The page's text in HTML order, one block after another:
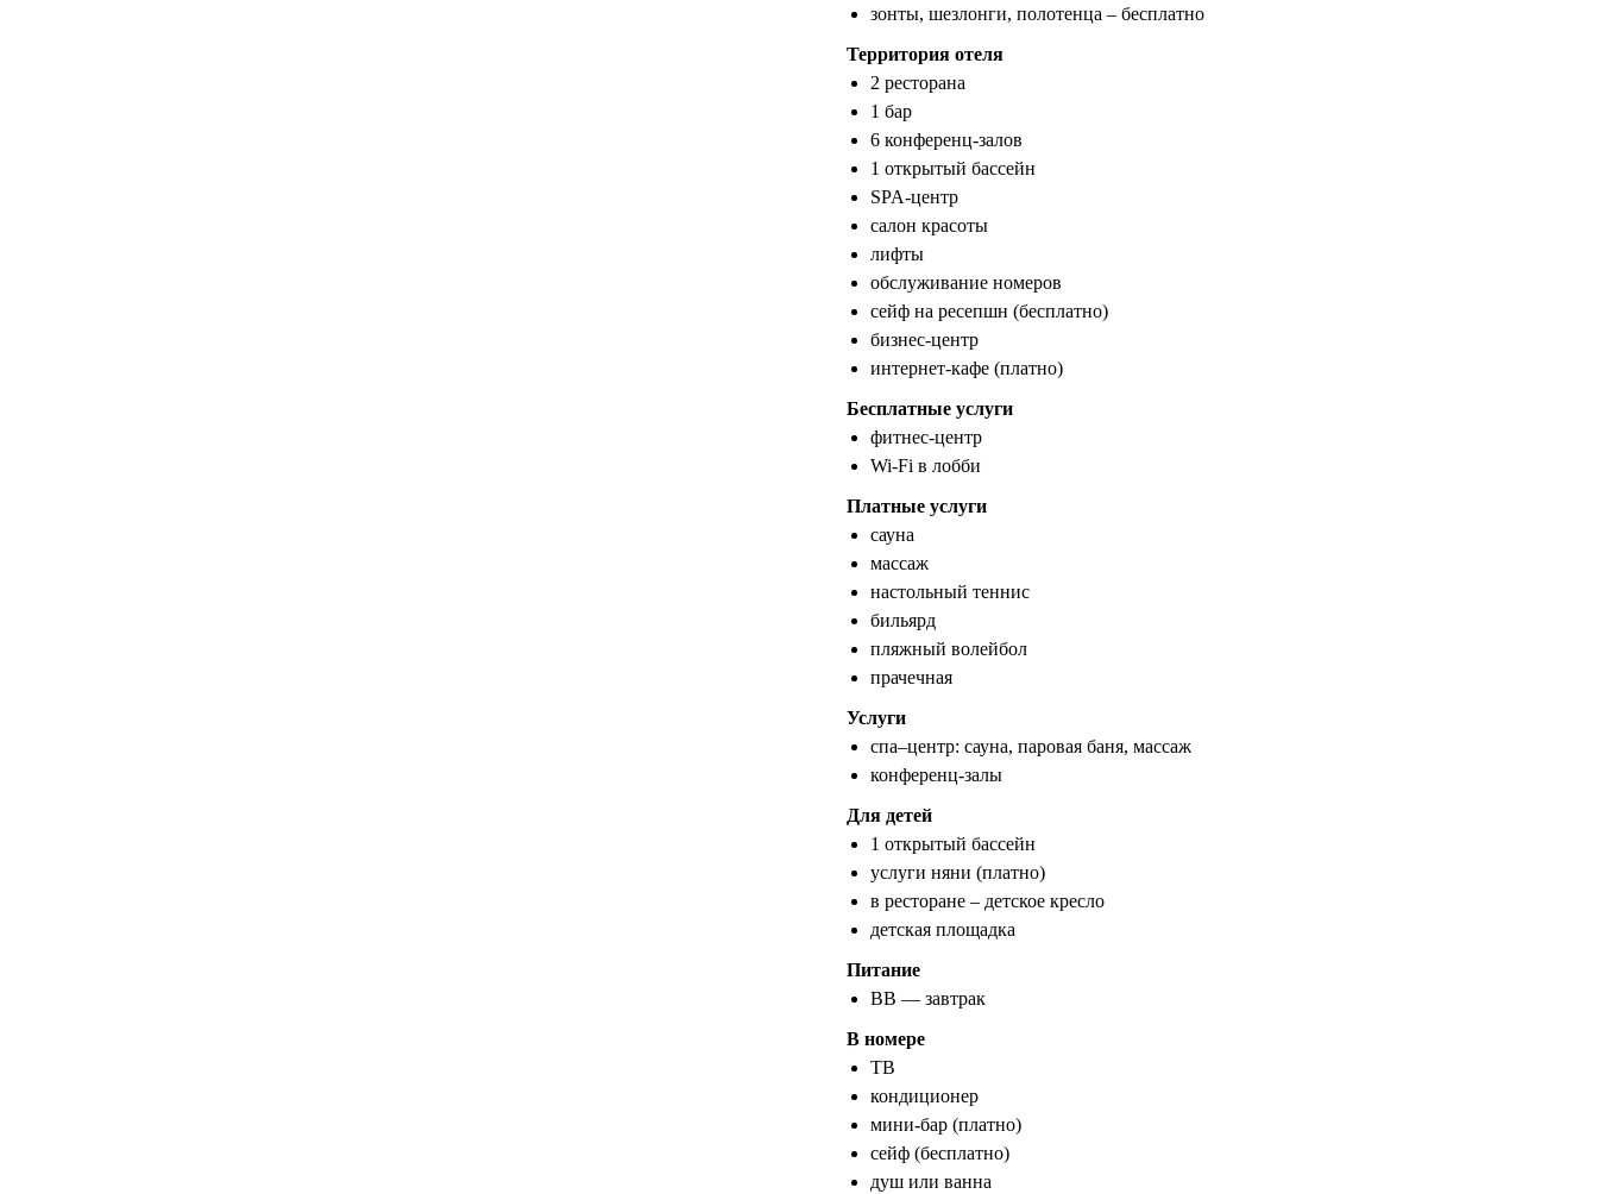
зонты, шезлонги, полотенца – бесплатно
Территория отеля
2 ресторана
1 бар
6 конференц-залов
1 открытый бассейн
SPA-центр
салон красоты
лифты
обслуживание номеров
сейф на ресепшн (бесплатно)
бизнес-центр
интернет-кафе (платно)
Бесплатные услуги
фитнес-центр
Wi-Fi в лобби
Платные услуги
сауна
массаж
настольный теннис
бильярд
пляжный волейбол
прачечная
Услуги
спа–центр: сауна, паровая баня, массаж
конференц-залы
Для детей
1 открытый бассейн
услуги няни (платно)
в ресторане – детское кресло
детская площадка
Питание
BB — завтрак
В номере
ТВ
кондиционер
мини-бар (платно)
сейф (бесплатно)
душ или ванна